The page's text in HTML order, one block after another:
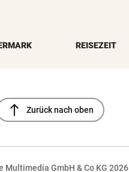
REISEZEIT
north Zurück nach oben
Multimedia GmbH & Co KG 2026